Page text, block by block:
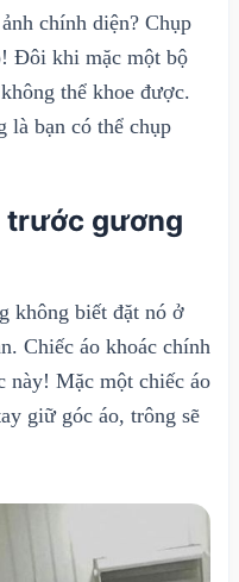
chính diện? Chụp
Đôi khi mặc một bộ
thể khoe được.
là bạn có thể chụp
trước gương
không biết đặt nó ở
Chiếc áo khoác chính
này! Mặc một chiếc áo
giữ góc áo, trông sẽ